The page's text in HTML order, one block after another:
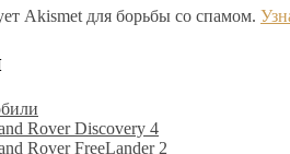
Akismet для борьбы со спамом.
Rover Discovery 4
Rover FreeLander 2